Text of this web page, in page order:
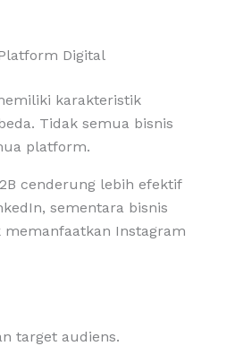
Digital
karakteristik
Tidak semua bisnis
platform.
cenderung lebih efektif
sementara bisnis
memanfaatkan Instagram
target audiens.